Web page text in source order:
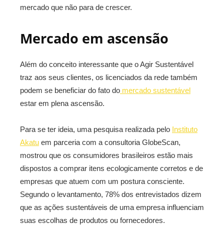
mercado que não para de crescer.
Mercado em ascensão
Além do conceito interessante que o Agir Sustentável
traz aos seus clientes, os licenciados da rede também
podem se beneficiar do fato do mercado sustentável
estar em plena ascensão.
Para se ter ideia, uma pesquisa realizada pelo Instituto
Akatu em parceria com a consultoria GlobeScan,
mostrou que os consumidores brasileiros estão mais
dispostos a comprar itens ecologicamente corretos e de
empresas que atuem com um postura consciente.
Segundo o levantamento, 78% dos entrevistados dizem
que as ações sustentáveis de uma empresa influenciam
suas escolhas de produtos ou fornecedores.